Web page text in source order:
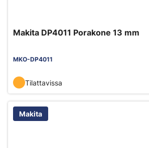
Makita DP4011 Porakone 13 mm
MKO-DP4011
Tilattavissa
Makita